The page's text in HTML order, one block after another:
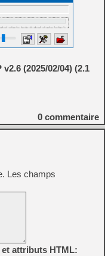
(2025/02/04) (2.1
0 commentaire
Les champs
attributs HTML: